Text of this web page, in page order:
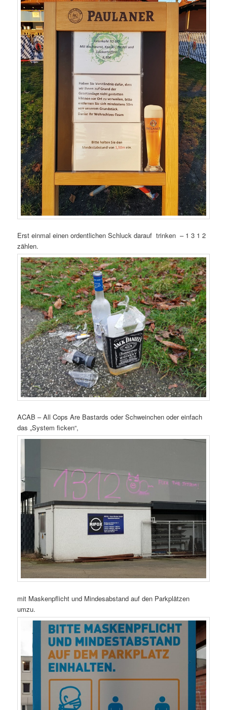
Erst einmal einen ordentlichen Schluck darauf trinken – 1 3 1 2
zählen.
ACAB – All Cops Are Bastards oder Schweinchen oder einfach
das „System ficken“,
mit Maskenpflicht und Mindesabstand auf den Parkplätzen
umzu.